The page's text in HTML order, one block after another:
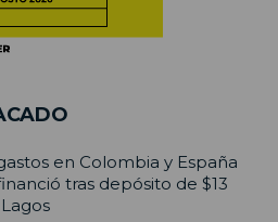
en Colombia y España
tras depósito de $13